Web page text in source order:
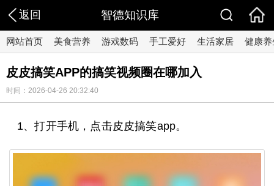
返回 智德知识库
网站首页 美食营养 游戏数码 手工爱好 生活家居 健康养
皮皮搞笑APP的搞笑视频圈在哪加入
时间：2026-04-26 20:32:40
1、打开手机，点击皮皮搞笑app。